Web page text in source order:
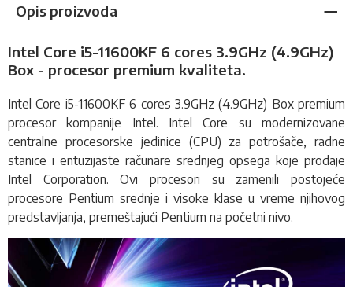
Opis proizvoda
Intel Core i5-11600KF 6 cores 3.9GHz (4.9GHz)
Box - procesor premium kvaliteta.
Intel Core i5-11600KF 6 cores 3.9GHz (4.9GHz) Box premium
procesorkompanije Intel. Intel Core su modernizovane
centralne procesorske jedinice (CPU) za potrošače, radne
stanice i entuzijaste računare srednjeg opsega koje prodaje
Intel Corporation. Ovi procesori su zamenili postojeće
procesore Pentium srednje i visoke klase u vreme njihovog
predstavljanja, premeštajući Pentium na početni nivo.